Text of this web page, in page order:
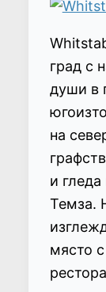
град с
души в
на
и
Темза.
място